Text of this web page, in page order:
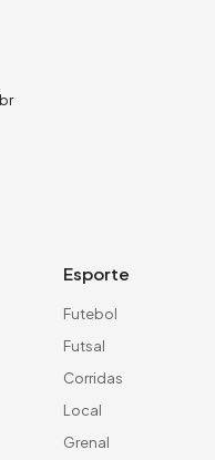
Esporte
Futebol
Futsal
Corridas
Local
Grenal